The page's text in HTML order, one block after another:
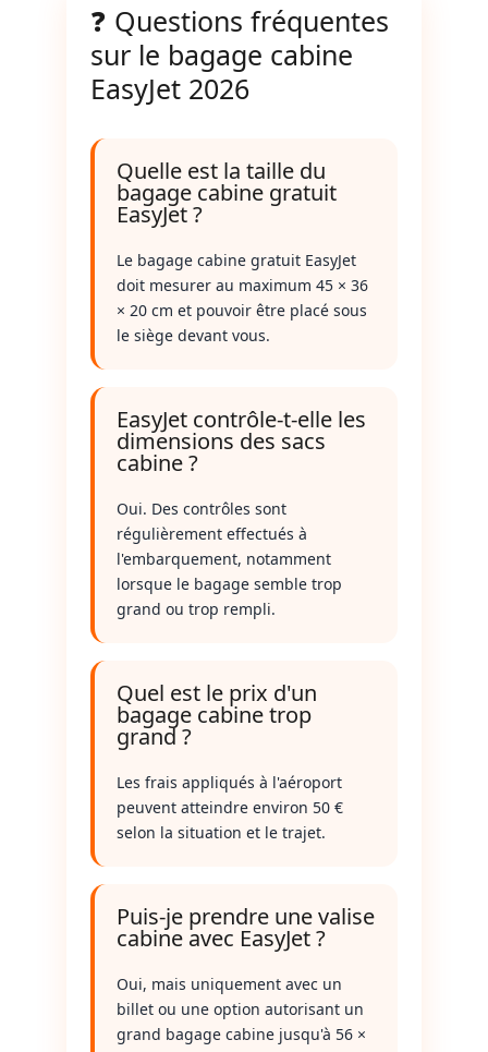
❓ Questions fréquentes
sur le bagage cabine
EasyJet 2026
Quelle est la taille du
bagage cabine gratuit
EasyJet ?
Le bagage cabine gratuit EasyJet
doit mesurer au maximum 45 × 36
× 20 cm et pouvoir être placé sous
le siège devant vous.
EasyJet contrôle-t-elle les
dimensions des sacs
cabine ?
Oui. Des contrôles sont
régulièrement effectués à
l'embarquement, notamment
lorsque le bagage semble trop
grand ou trop rempli.
Quel est le prix d'un
bagage cabine trop
grand ?
Les frais appliqués à l'aéroport
peuvent atteindre environ 50 €
selon la situation et le trajet.
Puis-je prendre une valise
cabine avec EasyJet ?
Oui, mais uniquement avec un
billet ou une option autorisant un
grand bagage cabine jusqu'à 56 ×